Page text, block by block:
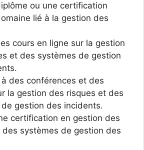
ou une certification
lié à la gestion des
cours en ligne sur la gestion
et des systèmes de gestion
des conférences et des
la gestion des risques et des
gestion des incidents.
certification en gestion des
des systèmes de gestion des